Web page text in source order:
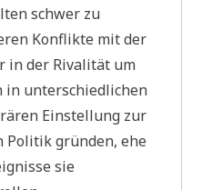
schwer zu
Konflikte mit der
in der Rivalität um
in unterschiedlichen
Einstellung zur
gründen, ehe
sie